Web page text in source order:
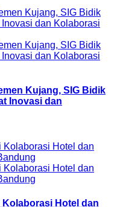
Kujang, SIG Bidik
Inovasi dan
Kolaborasi Hotel dan